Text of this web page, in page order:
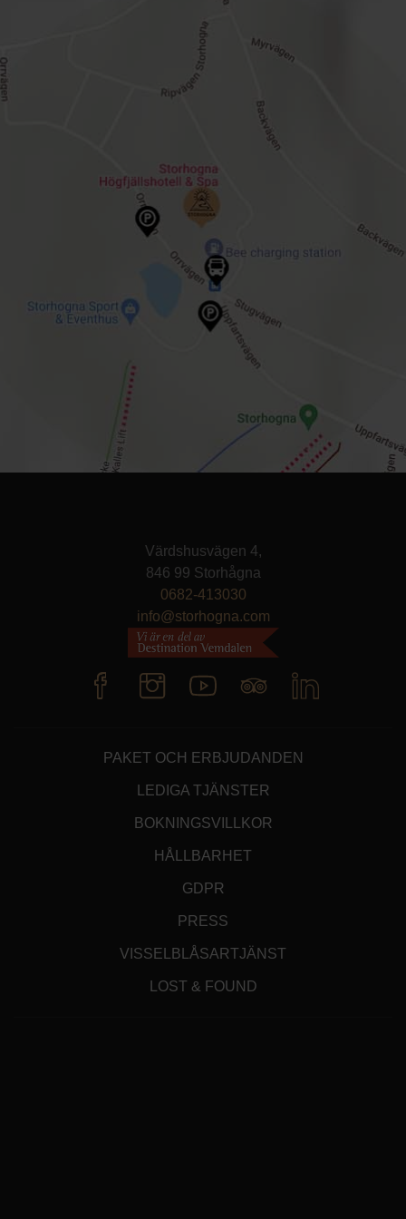
Värdshusvägen 4,
846 99 Storhågna
0682-413030
info@storhogna.com
PAKET OCH ERBJUDANDEN
LEDIGA TJÄNSTER
BOKNINGSVILLKOR
HÅLLBARHET
GDPR
PRESS
VISSELBLÅSARTJÄNST
LOST & FOUND